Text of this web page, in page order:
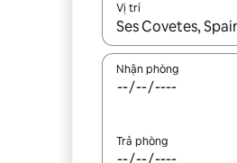
Vị trí
Khi có kết quả, hãy
Nhận phòng
Trả phòng